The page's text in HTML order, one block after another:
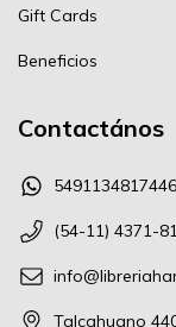
Gift Cards
Beneficios
Contactános
5491134817446
(54-11) 4371-
Talcahuano